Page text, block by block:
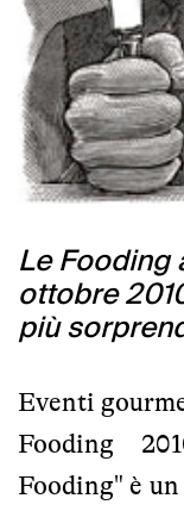
Le Fooding
ottobre
più
Eventi
Fooding
Fooding" è